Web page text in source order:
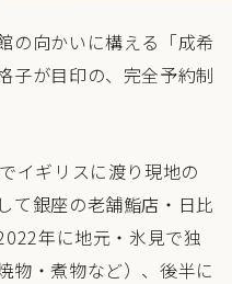
の向かいに構える「成希
子が目印の、完全予約制
イギリスに渡り現地の
て銀座の老舗鮨店・日比
年に地元・氷見で独
物・煮物など）、後半に